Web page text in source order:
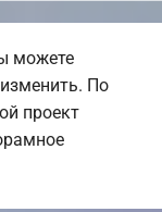
можете
По
проект